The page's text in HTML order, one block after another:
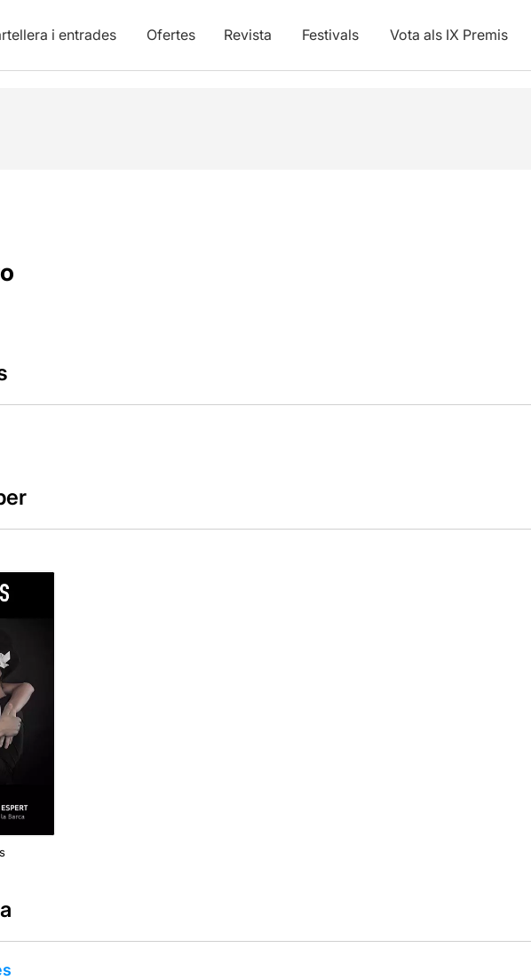
i entrades Ofertes Revista Festivals Vota als IX Premis